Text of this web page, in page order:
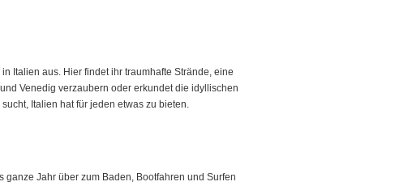
Italien aus. Hier findet ihr traumhafte Strände, eine
Venedig verzaubern oder erkundet die idyllischen
Italien hat für jeden etwas zu bieten.
Jahr über zum Baden, Bootfahren und Surfen